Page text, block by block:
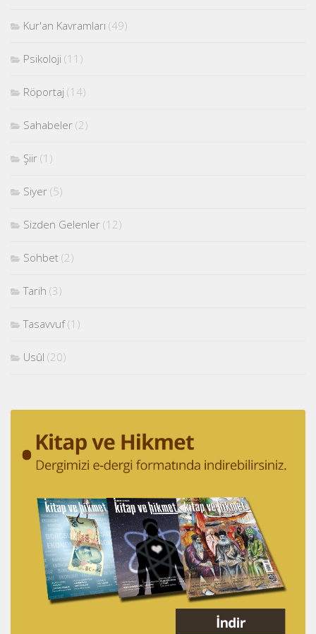
Kur'an Kavramları (49)
Psikoloji (11)
Röportaj (14)
Sahabeler (2)
Şiir (1)
Siyer (5)
Sizden Gelenler (12)
Sohbet (2)
Tarih (3)
Tasavvuf(1)
Usûl (20)